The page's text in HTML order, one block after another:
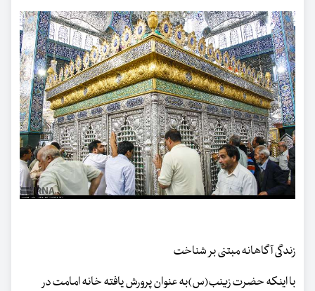
زندگی آگاهانه مبتنی بر شناخت
با اینکه حضرت‌ زینب‌(س)به عنوان پرورش یافته خانه امامت در